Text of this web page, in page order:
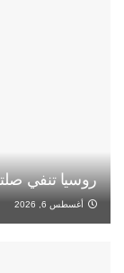
روسيا تنفي
أغسطس 6, 2026